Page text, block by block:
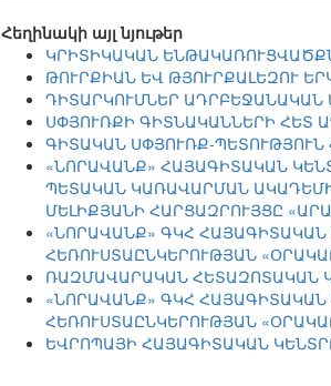
Հեղինակի այլ նյութեր
ԿՐԻՏԻԿԱԿԱՆ
ԹՈՒՐՔԻԱՆ ԵՎ ԹՅՈՒՐՔԱԼԵԶՈՒ
ԴԻՏԱՐԿՈՒՄՆԵՐ ԱԴՐԲԵՋԱՆԱԿԱՆ
ՍՓՅՈՒՌՔԻ ԳԻՏՆԱԿԱՆՆԵՐԻ ՀԵՏ
ԳԻՏԱԿԱՆ ՍՓՅՈՒՌՔ-
«ՆՈՐԱՎԱՆՔ» ՀԱՅԱԳԻՏԱԿԱՆ
ՊԵՏԱԿԱՆ ԿԱՌԱՎԱՐՄԱՆ
ՄԵԼԻՔՅԱՆԻ ՀԱՐՑԱԶՐՈՒՅՑԸ
«ՆՈՐԱՎԱՆՔ» ԳԿՀ
ՀԵՌՈՒՍՏԱԸՆԿԵՐՈՒԹՅԱՆ
ՌԱԶՄԱՎԱՐԱԿԱՆ ՀԵՏԱԶՈՏԱԿԱՆ
«ՆՈՐԱՎԱՆՔ» ԳԿՀ
ՀԵՌՈՒՍՏԱԸՆԿԵՐՈՒԹՅԱՆ
ԵՎՐՈՊԱՅԻ ՀԱՅԱԳԻՏԱԿԱՆ